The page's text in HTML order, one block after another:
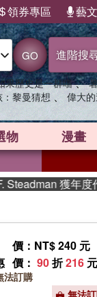
領券專區 藝
GO 進階搜
果歷史是一群喵 、
黎曼猜想 、 偉大
物 漫畫
獲年度作
：NT$ 240 元
價 ： 90折216 元
法訂購
無法